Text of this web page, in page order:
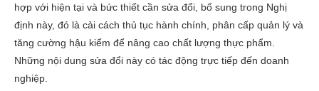
hợp với hiện tại và bức thiết cần sửa đổi, bổ sung trong Nghị
định này, đó là cải cách thủ tục hành chính, phân cấp quản lý và
tăng cường hậu kiểm để nâng cao chất lượng thực phẩm.
Những nội dung sửa đổi này có tác động trực tiếp đến doanh
nghiệp.